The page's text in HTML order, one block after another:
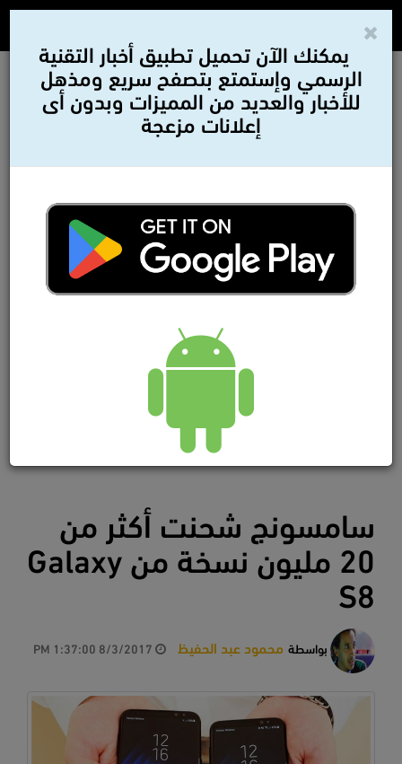
سامسونج شحنت أكثر من
20 مليون نسخة من Galaxy
S8
بواسطة محمود عبد الحفيظ
يمكنك الآن تحميل تطبيق أخبار التقنية
الرسمي وإستمتع بتصفح سريع ومذهل
للأخبار والعديد من المميزات وبدون أى
إعلانات مزعجة